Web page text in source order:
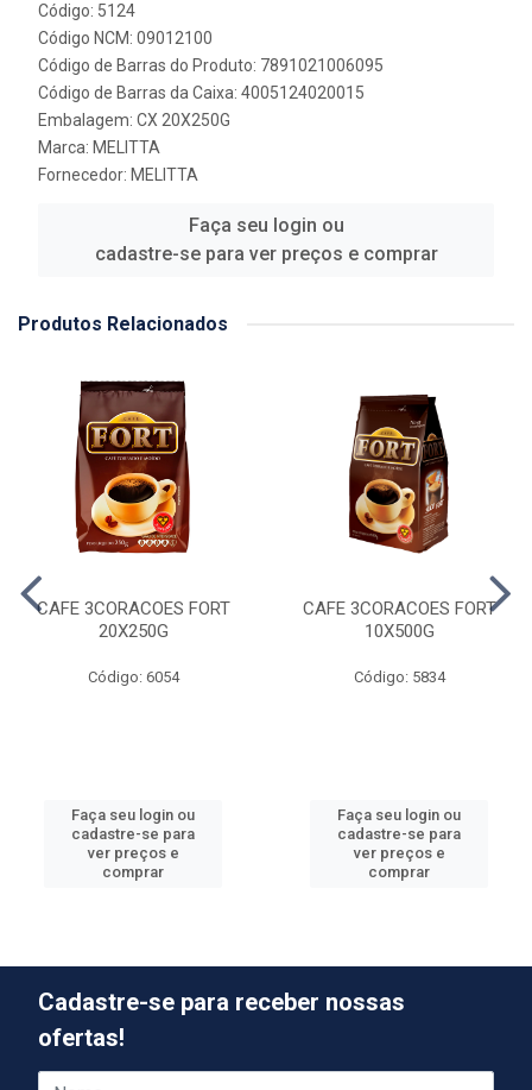
Código: 5124
Código NCM: 09012100
Código de Barras do Produto: 7891021006095
Código de Barras da Caixa: 4005124020015
Embalagem: CX 20X250G
Marca: MELITTA
Fornecedor: MELITTA
Faça seu login ou
cadastre-se para ver preços e comprar
Produtos Relacionados
CAFE 3CORACOES FORT
20X250G
Código: 6054
Faça seu login ou
cadastre-se para
ver preços e
comprar
CAFE 3CORACOES FORT
10X500G
Código: 5834
Faça seu login ou
cadastre-se para
ver preços e
comprar
Cadastre-se para receber nossas
ofertas!